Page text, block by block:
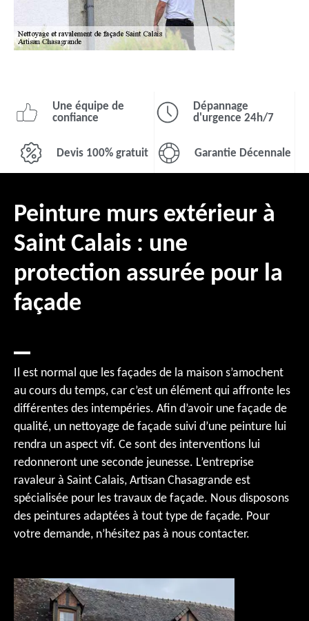
Une équipe de
confiance
Dépannage
d'urgence 24h/7
Devis 100% gratuit Garantie Décennale
Peinture murs extérieur à
Saint Calais : une
protection assurée pour la
façade
Il est normal que les façades de la maison s’amochent
au cours du temps, car c’est un élément qui affronte les
différentes des intempéries. Afin d’avoir une façade de
qualité, un nettoyage de façade suivi d’une peinture lui
rendra un aspect vif. Ce sont des interventions lui
redonneront une seconde jeunesse. L’entreprise
ravaleur à Saint Calais, Artisan Chasagrande est
spécialisée pour les travaux de façade. Nous disposons
des peintures adaptées à tout type de façade. Pour
votre demande, n’hésitez pas à nous contacter.